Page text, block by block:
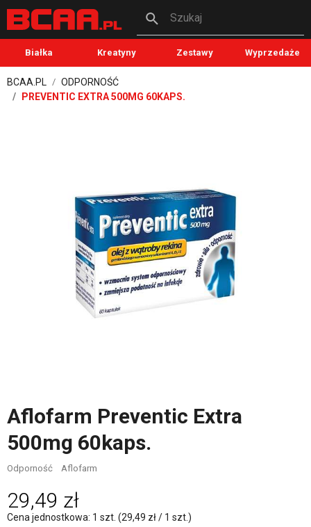
Szukaj
Białka Kreatyny Zestawy Wyprzedaże
BCAA.PL
ODPORNOŚĆ
PREVENTIC EXTRA 500MG 60KAPS.
Aflofarm Preventic Extra
500mg 60kaps.
Odporność Aflofarm
29,49 zł
Cena jednostkowa: 1 szt. (29,49 zł / 1 szt.)